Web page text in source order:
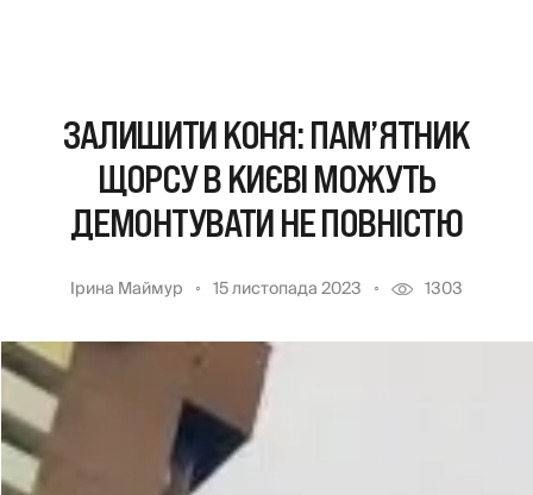
ЗАЛИШИТИ КОНЯ: ПАМ’ЯТНИК
ЩОРСУ В КИЄВІ МОЖУТЬ
ДЕМОНТУВАТИ НЕ ПОВНІСТЮ
Ірина Маймур 15 листопада 2023 1303